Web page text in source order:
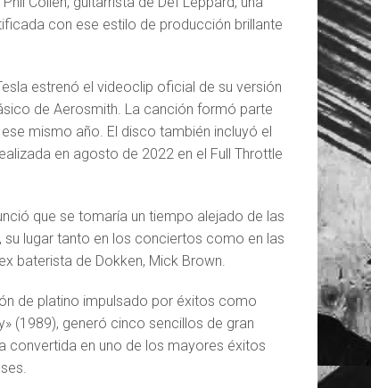
con ese estilo de producción brillante
estrenó el videoclip oficial de su versión
de Aerosmith. La canción formó parte
mismo año. El disco también incluyó el
en agosto de 2022 en el Full Throttle
que se tomaría un tiempo alejado de las
lugar tanto en los conciertos como en las
baterista de Dokken, Mick Brown.
de platino impulsado por éxitos como
(1989), generó cinco sencillos de gran
convertida en uno de los mayores éxitos